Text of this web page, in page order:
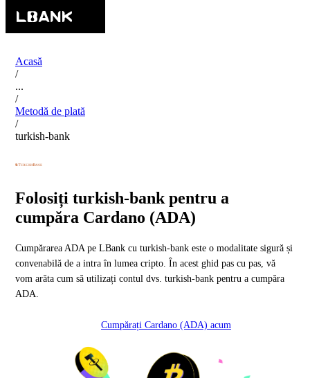
Acasă
/
...
/
Metodă de plată
/
turkish-bank
Folosiți turkish-bank pentru a
cumpăra Cardano (ADA)
Cumpărarea ADA pe LBank cu turkish-bank este o modalitate sigură și
convenabilă de a intra în lumea cripto. În acest ghid pas cu pas, vă
vom arăta cum să utilizați contul dvs. turkish-bank pentru a cumpăra
ADA.
Cumpărați Cardano (ADA) acum